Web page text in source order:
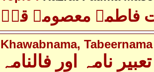
فاطمہ معصومہ قمؑ
Khawabnama,
نامہ اور فالنامہ